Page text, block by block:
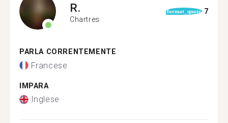
R.
Chartres
format_quote 7
PARLA CORRENTEMENTE
Francese
IMPARA
Inglese